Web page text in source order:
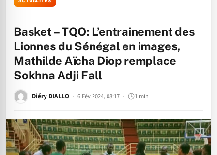
Basket – TQO: L’entrainement des
Lionnes du Sénégal en images,
Mathilde Aïcha Diop remplace
Sokhna Adji Fall
Diéry DIALLO 6 Fév 2024, 08:17 1 min